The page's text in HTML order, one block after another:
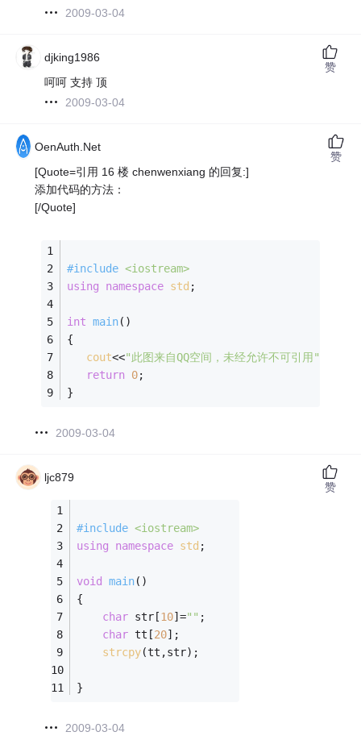
2009-03-04
djking1986
呵呵 支持 顶
2009-03-04
赞
OenAuth.Net
[Quote=引用 16 楼 chenwenxiang 的回复:]
添加代码的方法：
[/Quote]
#include <iostream>
using
namespace std ;
int main()
{
cout<<"此图来自QQ空间，未经允许不可引用"
return 0;
}
2009-03-04
赞
ljc879
#include <iostream>
using
namespace std ;
void main()
{
char str[10]="" ;
char tt[20];
strcpy(tt,str);
}
2009-03-04
赞